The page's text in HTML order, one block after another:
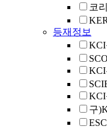
코
등재정보
KCI
KCI
KCI
구